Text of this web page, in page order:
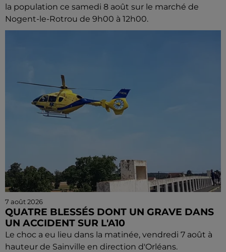
la population ce samedi 8 août sur le marché de
Nogent-le-Rotrou de 9h00 à 12h00.
7 août 2026
QUATRE BLESSÉS DONT UN GRAVE DANS
UN ACCIDENT SUR L'A10
Le choc a eu lieu dans la matinée, vendredi 7 août à
hauteur de Sainville en direction d'Orléans.